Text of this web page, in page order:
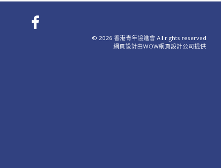
© 2026 香港青年協進會 All rights reserved
網頁設計由WOW網頁設計公司提供